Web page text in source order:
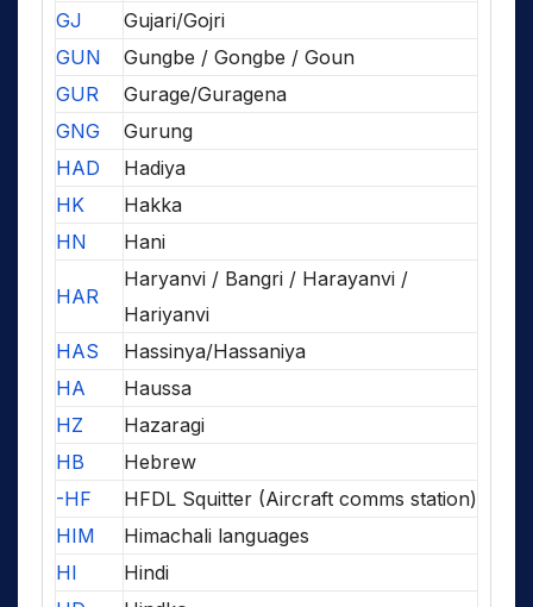
GJ
Gujari/Gojri
GUN
Gungbe / Gongbe / Goun
GUR
Gurage/Guragena
GNG
Gurung
HAD
Hadiya
HK
Hakka
HN
Hani
HAR
Haryanvi / Bangri / Harayanvi /
Hariyanvi
HAS
Hassinya/Hassaniya
HA
Haussa
HZ
Hazaragi
HB
Hebrew
-HF
HFDL Squitter (Aircraft comms station)
HIM
Himachali languages
HI
Hindi